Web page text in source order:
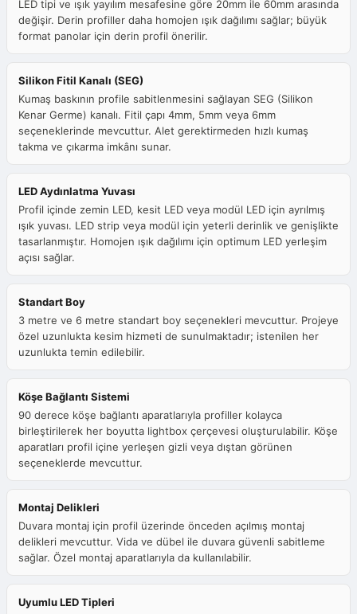
LED tipi ve ışık yayılım mesafesine göre 20mm ile 60mm arasında
değişir. Derin profiller daha homojen ışık dağılımı sağlar; büyük
format panolar için derin profil önerilir.
Silikon Fitil Kanalı (SEG)
Kumaş baskının profile sabitlenmesini sağlayan SEG (Silikon
Kenar Germe) kanalı. Fitil çapı 4mm, 5mm veya 6mm
seçeneklerinde mevcuttur. Alet gerektirmeden hızlı kumaş
takma ve çıkarma imkânı sunar.
LED Aydınlatma Yuvası
Profil içinde zemin LED, kesit LED veya modül LED için ayrılmış
ışık yuvası. LED strip veya modül için yeterli derinlik ve genişlikte
tasarlanmıştır. Homojen ışık dağılımı için optimum LED yerleşim
açısı sağlar.
Standart Boy
3 metre ve 6 metre standart boy seçenekleri mevcuttur. Projeye
özel uzunlukta kesim hizmeti de sunulmaktadır; istenilen her
uzunlukta temin edilebilir.
Köşe Bağlantı Sistemi
90 derece köşe bağlantı aparatlarıyla profiller kolayca
birleştirilerek her boyutta lightbox çerçevesi oluşturulabilir. Köşe
aparatları profil içine yerleşen gizli veya dıştan görünen
seçeneklerde mevcuttur.
Montaj Delikleri
Duvara montaj için profil üzerinde önceden açılmış montaj
delikleri mevcuttur. Vida ve dübel ile duvara güvenli sabitleme
sağlar. Özel montaj aparatlarıyla da kullanılabilir.
Uyumlu LED Tipleri